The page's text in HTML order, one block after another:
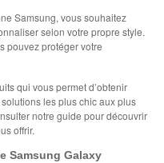
Samsung, vous souhaitez
selon votre propre style.
pouvez protéger votre
qui vous permet d’obtenir
les plus chic aux plus
notre guide pour découvrir
offrir.
Samsung Galaxy